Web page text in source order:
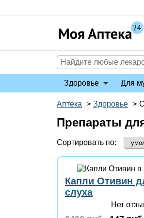
Здоровье Для
Аптека > Здоровье >
Препараты
Сортировать по:
Капли Отивин
слуха
Нет